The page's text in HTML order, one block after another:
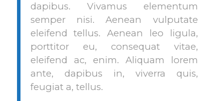
dapibus. Vivamus elementum
semper nisi. Aenean vulputate
eleifend tellus. Aenean leo ligula,
porttitor eu, consequat vitae,
eleifend ac, enim. Aliquam lorem
ante, dapibus in, viverra quis,
feugiat a, tellus.